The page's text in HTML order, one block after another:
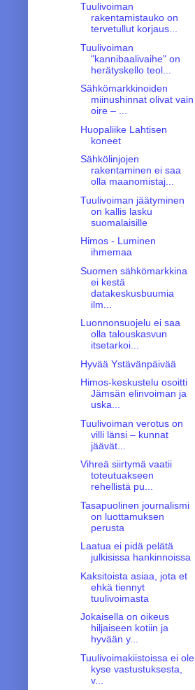
Tuulivoiman
rakentamistauko on
tervetullut korjaus...
Tuulivoiman
"kannibaalivaihe" on
herätyskello teol...
Sähkömarkkinoiden
miinushinnat olivat vain
oire – ...
Huopaliike Lahtisen
koneet
Sähkölinjojen
rakentaminen ei saa
olla maanomistaj...
Tuulivoiman jäätyminen
on kallis lasku
suomalaisille
Himos - Luminen
ihmemaa
Suomen sähkömarkkina
ei kestä
datakeskusbuumia
ilm...
Luonnonsuojelu ei saa
olla talouskasvun
itsetarkoi...
Hyvää Ystävänpäivää
Himos-keskustelu osoitti
Jämsän elinvoiman ja
uska...
Tuulivoiman verotus on
villi länsi – kunnat
jäävät...
Vihreä siirtymä vaatii
toteutuakseen
rehellistä pu...
Tasapuolinen journalismi
on luottamuksen
perusta
Laatua ei pidä pelätä
julkisissa hankinnoissa
Kaksitoista asiaa, jota et
ehkä tiennyt
tuulivoimasta
Jokaisella on oikeus
hiljaiseen kotiin ja
hyvään y...
Tuulivoimakiistoissa ei ole
kyse vastustuksesta,
v...